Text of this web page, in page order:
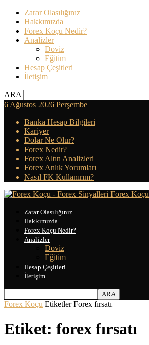
Zarar Olasılığınız
Hakkımızda
Forex Koçu Nedir?
Analizler
Doviz
Eğitim
Hesap Çeşitleri
İletişim
ARA
6 Ağustos 2026 Perşembe
Banka Hesap Bilgileri
Kariyer
Dolar Ne Olur?
Forex Nedir?
Forex Altın Analizleri
Forex Anlık Yorumları
Nasıl FK Kullanırım?
Forex Koçu
Zarar Olasılığınız
Hakkımızda
Forex Koçu Nedir?
Analizler
Doviz
Eğitim
Hesap Çeşitleri
İletişim
Forex Koçu Etiketler Forex fırsatı
Etiket: forex fırsatı